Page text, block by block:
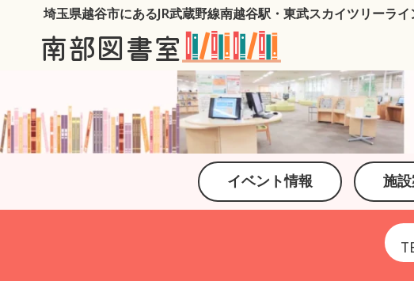
埼玉県越谷市にあるJR武蔵野線南越谷駅・ 東武スカイツリーラ
南部図書室
イベント情報 施